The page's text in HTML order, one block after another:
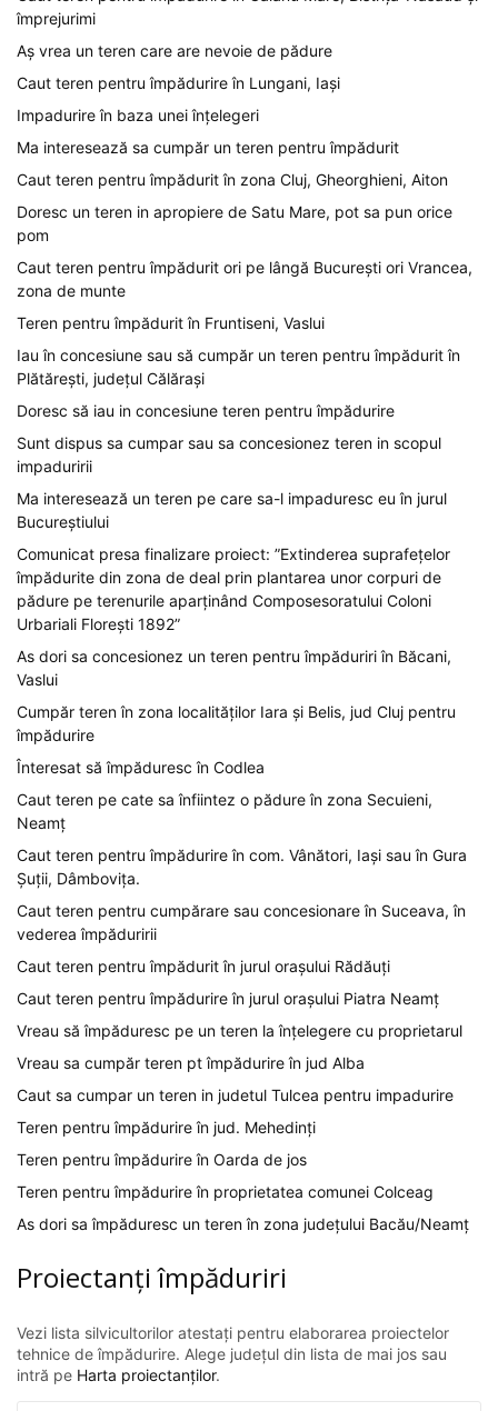
împrejurimi
Aș vrea un teren care are nevoie de pădure
Caut teren pentru împădurire în Lungani, Iași
Impadurire în baza unei înțelegeri
Ma interesează sa cumpăr un teren pentru împădurit
Caut teren pentru împădurit în zona Cluj, Gheorghieni, Aiton
Doresc un teren in apropiere de Satu Mare, pot sa pun orice
pom
Caut teren pentru împădurit ori pe lângă București ori Vrancea,
zona de munte
Teren pentru împădurit în Fruntiseni, Vaslui
Iau în concesiune sau să cumpăr un teren pentru împădurit în
Plătărești, județul Călărași
Doresc să iau in concesiune teren pentru împădurire
Sunt dispus sa cumpar sau sa concesionez teren in scopul
impaduririi
Ma interesează un teren pe care sa-l impaduresc eu în jurul
Bucureștiului
Comunicat presa finalizare proiect: ”Extinderea suprafețelor
împădurite din zona de deal prin plantarea unor corpuri de
pădure pe terenurile aparținând Composesoratului Coloni
Urbariali Florești 1892”
As dori sa concesionez un teren pentru împăduriri în Băcani,
Vaslui
Cumpăr teren în zona localităților Iara și Belis, jud Cluj pentru
împădurire
Înteresat să împăduresc în Codlea
Caut teren pe cate sa înfiintez o pădure în zona Secuieni,
Neamț
Caut teren pentru împădurire în com. Vânători, Iași sau în Gura
Șuții, Dâmbovița.
Caut teren pentru cumpărare sau concesionare în Suceava, în
vederea împăduririi
Caut teren pentru împădurit în jurul orașului Rădăuți
Caut teren pentru împădurire în jurul orașului Piatra Neamț
Vreau să împăduresc pe un teren la înțelegere cu proprietarul
Vreau sa cumpăr teren pt împădurire în jud Alba
Caut sa cumpar un teren in judetul Tulcea pentru impadurire
Teren pentru împădurire în jud. Mehedinți
Teren pentru împădurire în Oarda de jos
Teren pentru împădurire în proprietatea comunei Colceag
As dori sa împăduresc un teren în zona județului Bacău/Neamț
Proiectanți împăduriri
Vezi lista silvicultorilor atestați pentru elaborarea proiectelor
tehnice de împădurire. Alege județul din lista de mai jos sau
intră pe Harta proiectanților.